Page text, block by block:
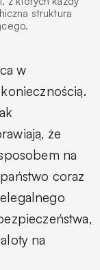
struktura
w
że
na
coraz
na